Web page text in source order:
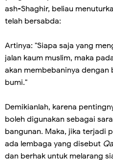
ash-Shaghir, beliau
telah bersabda:
Artinya: "Siapa saja yang
jalan kaum muslim, maka
akan membebaninya
bumi."
Demikianlah, karena
boleh digunakan sebagai
bangunan. Maka, jika terjadi
ada lembaga yang disebut
dan berhak untuk melarang